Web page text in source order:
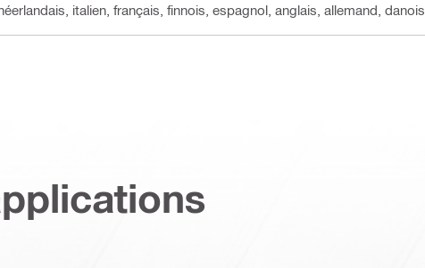
italien, français, finnois, espagnol, anglais, allemand, danois